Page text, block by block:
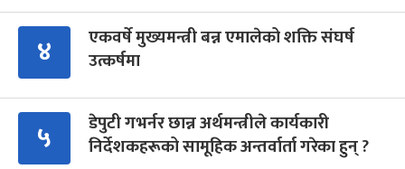
४
एकवर्षे मुख्यमन्त्री बन्न एमालेको शक्ति संघर्ष
उत्कर्षमा
५
डेपुटी गभर्नर छान्न अर्थमन्त्रीले कार्यकारी
निर्देशकहरूको सामूहिक अन्तर्वार्ता गरेका हुन् ?